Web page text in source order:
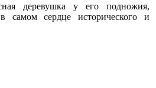
деревушка у его подножия,
сердце исторического и